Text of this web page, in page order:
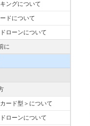
ングについて
ドについて
ローンについて
に
ード型＞について
ローンについて